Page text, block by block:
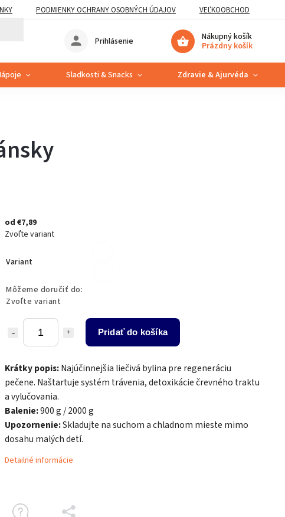
PODMIENKY OCHRANY OSOBNÝCH ÚDAJOV VEĽKOOBCHOD
Nákupný košík
Prázdny košík
Prihlásenie
Sladkosti & Snacks Zdravie & Ajurvéda
od €7,89
Zvoľte variant
Variant
Môžeme doručiť do:
Zvoľte variant
Pridať do košíka
Krátky popis:Najúčinnejšia liečivá bylina pre regeneráciu
pečene. Naštartuje systém trávenia, detoxikácie črevného traktu
a vylučovania.
Balenie:900 g / 2000 g
Upozornenie:Skladujte na suchom a chladnom mieste mimo
dosahu malých detí.
Detailné informácie